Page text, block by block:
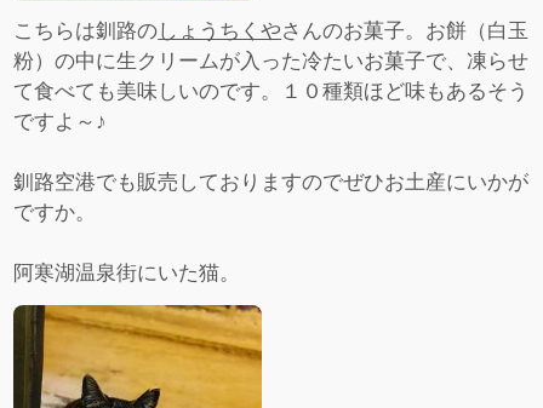
こちらは釧路のしょうちくやさんのお菓子。お餅（白玉
粉）の中に生クリームが入った冷たいお菓子で、凍らせ
て食べても美味しいのです。１０種類ほど味もあるそう
ですよ～♪
釧路空港でも販売しておりますのでぜひお土産にいかが
ですか。
阿寒湖温泉街にいた猫。